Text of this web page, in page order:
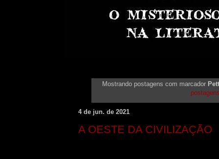
Mostrando postagens com marcador
4 de jun. de 2021
A OESTE DA CIVILIZAÇÃO